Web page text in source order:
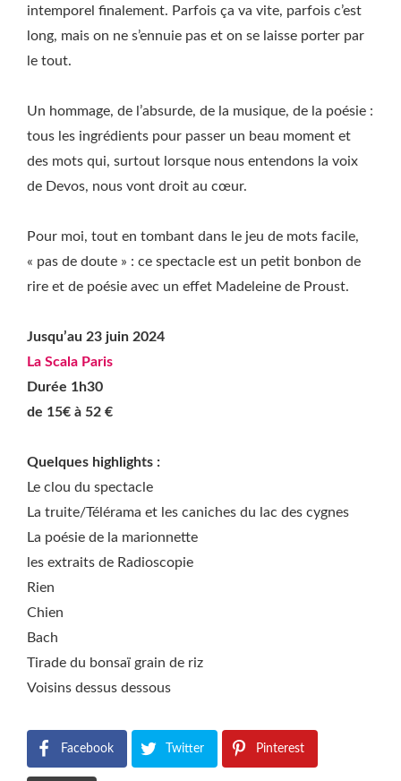
intemporel finalement. Parfois ça va vite, parfois c’est
long, mais on ne s’ennuie pas et on se laisse porter par
le tout.
Un hommage, de l’absurde, de la musique, de la poésie :
tous les ingrédients pour passer un beau moment et
des mots qui, surtout lorsque nous entendons la voix
de Devos, nous vont droit au cœur.
Pour moi, tout en tombant dans le jeu de mots facile,
« pas de doute » : ce spectacle est un petit bonbon de
rire et de poésie avec un effet Madeleine de Proust.
Jusqu’au 23 juin 2024
La Scala Paris
Durée 1h30
de 15€ à 52 €
Quelques highlights :
Le clou du spectacle
La truite/Télérama et les caniches du lac des cygnes
La poésie de la marionnette
les extraits de Radioscopie
Rien
Chien
Bach
Tirade du bonsaï grain de riz
Voisins dessus dessous
Facebook Twitter Pinterest